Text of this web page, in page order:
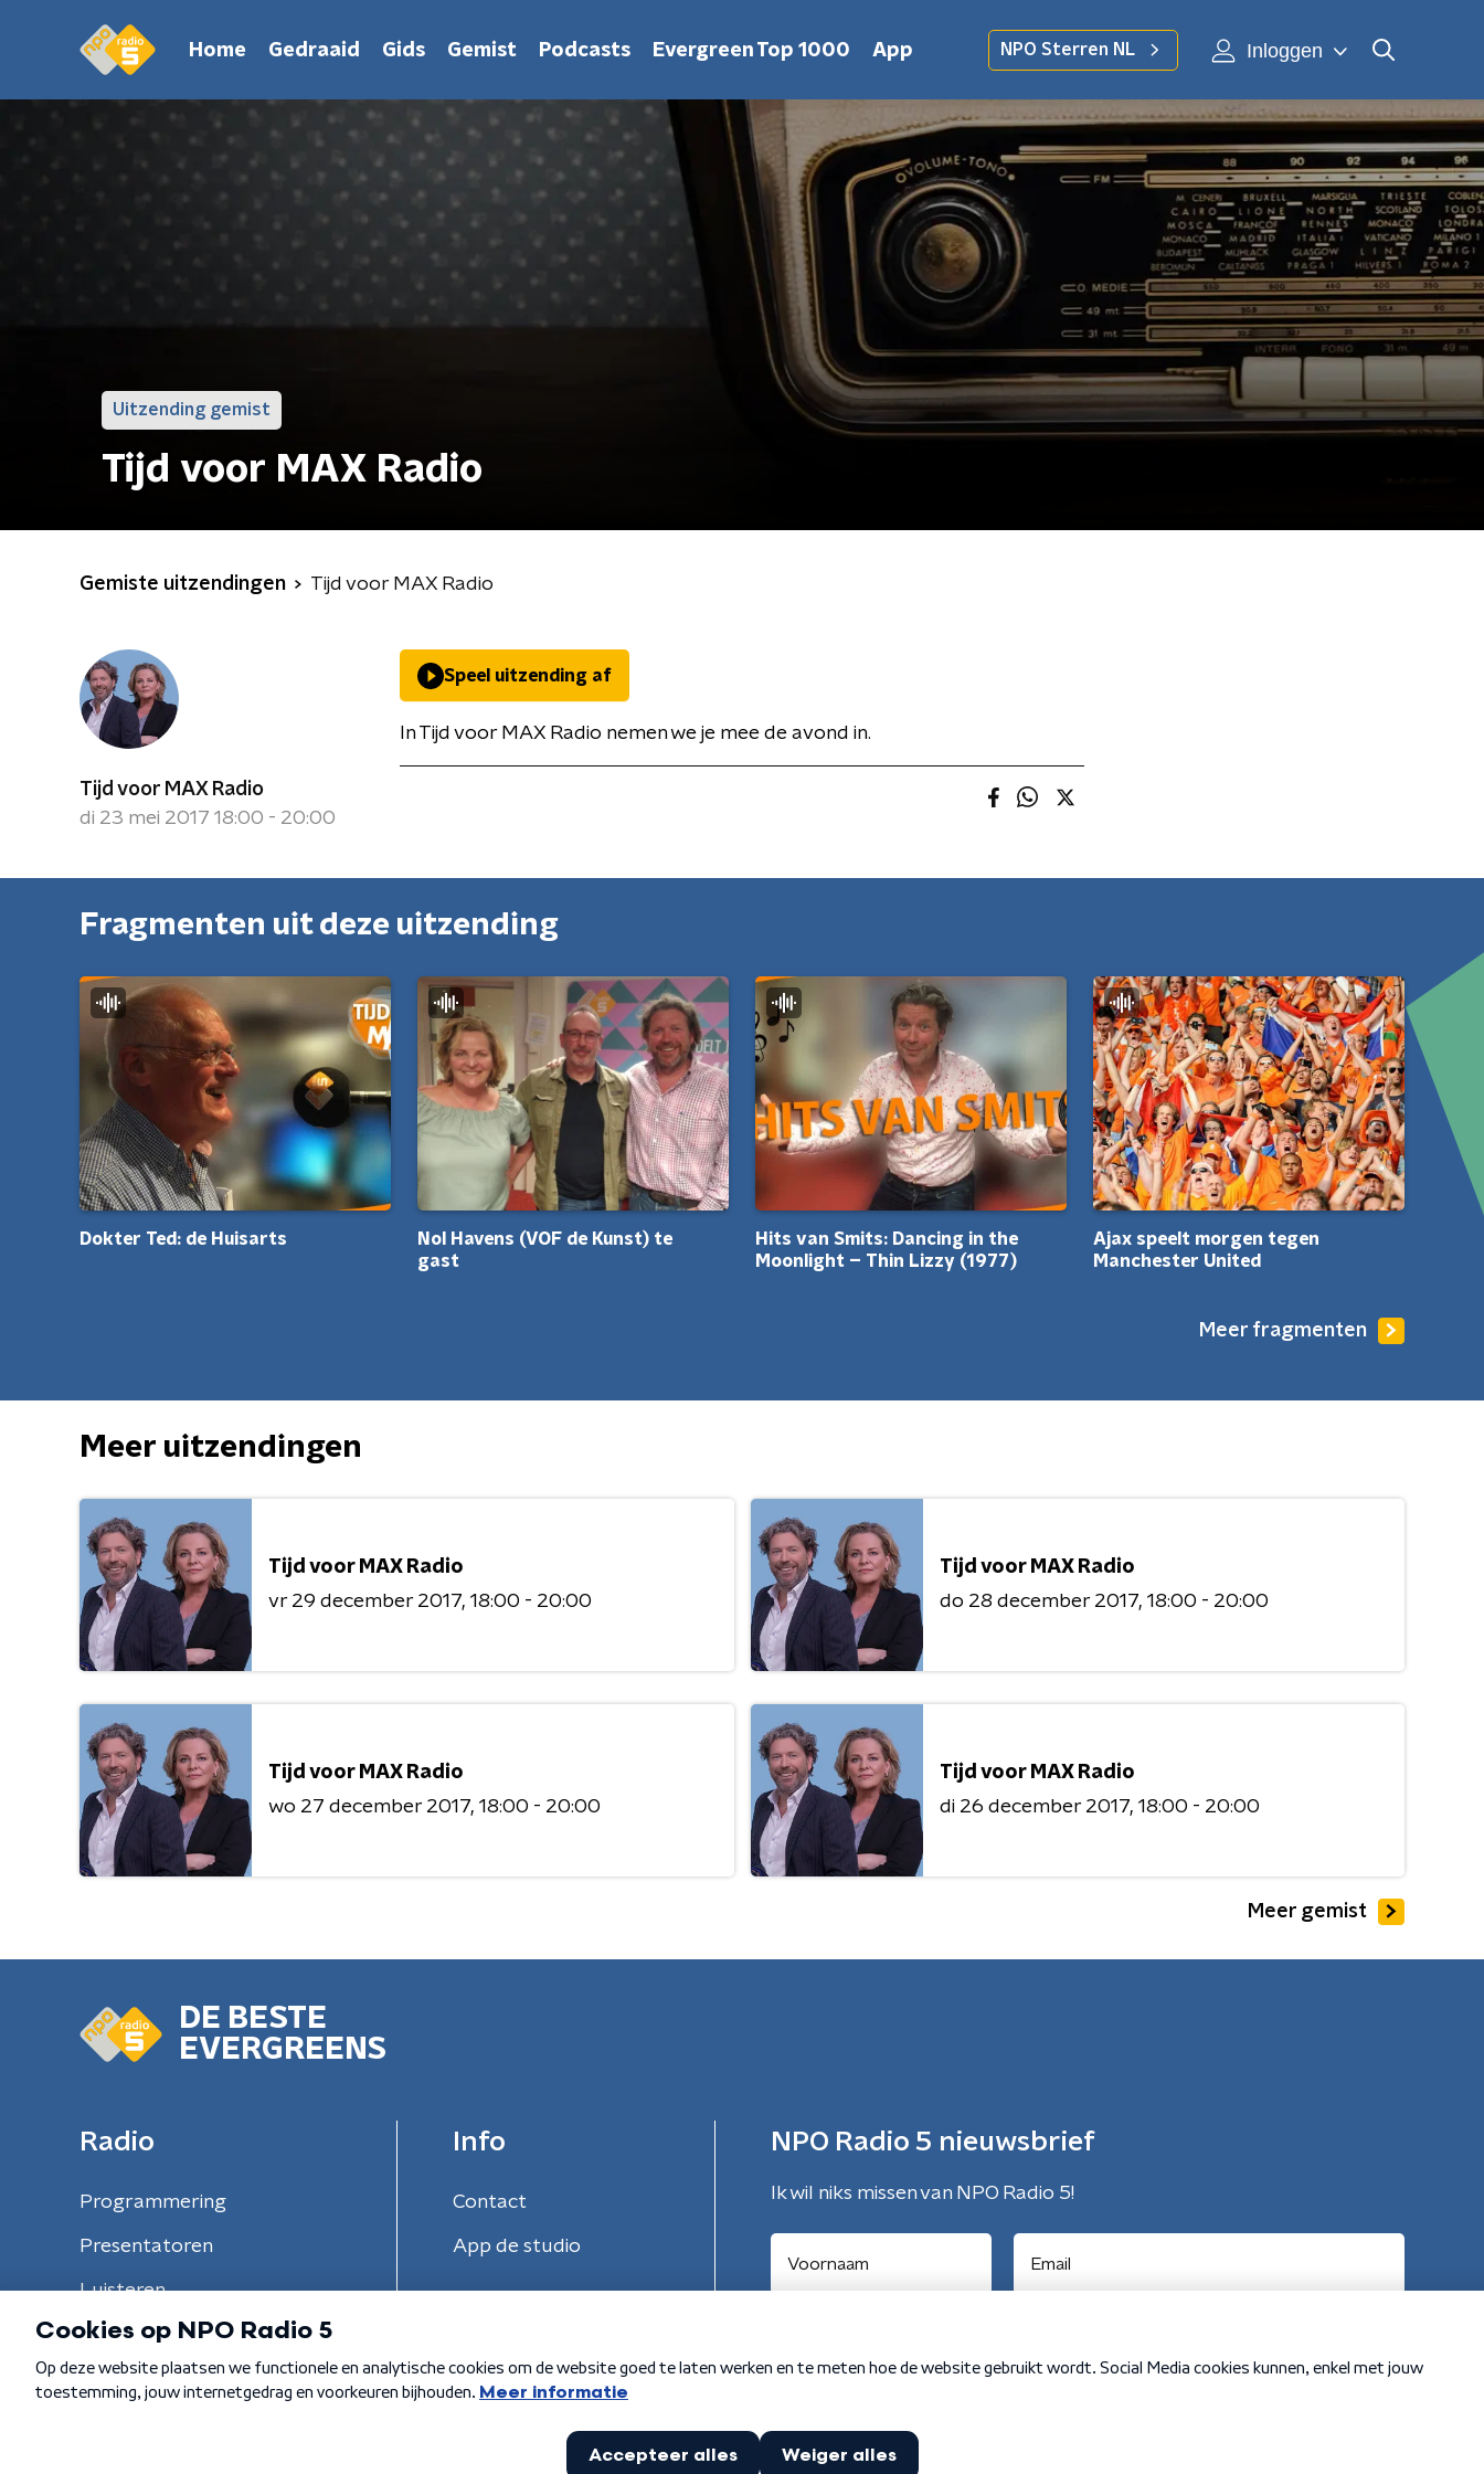
Home Gedraaid Gids Gemist Podcasts Evergreen Top 1000 App NPO Sterren NL Inloggen
Uitzending gemist
Tijd voor MAX Radio
Gemiste uitzendingen Tijd voor MAX Radio
Tijd voor MAX Radio
di 23 mei 2017 18:00 - 20:00
Speel uitzending af
In Tijd voor MAX Radio nemen we je mee de avond in.
Fragmenten uit deze uitzending
Dokter Ted: de Huisarts
Nol Havens (VOF de Kunst) te
gast
Hits van Smits: Dancing in the
Moonlight – Thin Lizzy (1977)
Ajax speelt morgen tegen
Manchester United
Meer fragmenten
Meer uitzendingen
Tijd voor MAX Radio
vr 29 december 2017 18:00 - 20:00
Tijd voor MAX Radio
do 28 december 2017 18:00 - 20:00
Tijd voor MAX Radio
wo 27 december 2017 18:00 - 20:00
Tijd voor MAX Radio
di 26 december 2017 18:00 - 20:00
Meer gemist
DE BESTE
EVERGREENS
Radio
Programmering
Presentatoren
Luisteren
Info
Contact
App de studio
NPO Radio 5 nieuwsbrief
Ik wil niks missen van NPO Radio 5!
Algemene voorwaarden Privacybeleid